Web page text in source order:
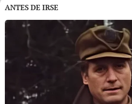
ANTES DE IRSE